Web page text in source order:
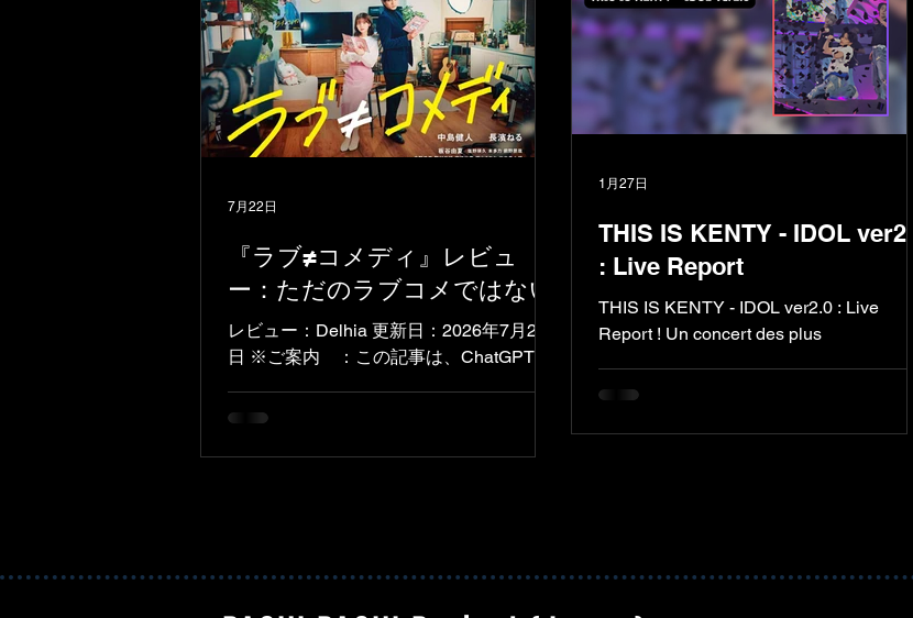
2026 私たちPACHI PACHI Projectは、
2026年4月3日から5日にかけて行われた名
古屋公演に参加する幸運に恵まれまし
た。ツアーファイナルを迎えた今、私た
ちの心に深く刻まれたこのツアーを振り
返り、中島健人の「IDOL1ST」の最大の
いと思います。 前作のアルバムおよび初
のソロツアー「N / bias」が、自身のイメ
ージを巡る偏見から解放され、よりリア
ルな自分をさらし、キャリアの新たな章
を開くという意志を表していたのに対
し、「IDOL1ST」は視点の真の変化を示
しています。より明るく、太陽のような
このア
『ラブ≠コメディ』レビュ
ー：ただのラブコメではない
レビュー：Delhia 更新日：2026年7月22
日 ※ご案内 ：この記事は、ChatGPTを
ブ≠コメディ』は、2026年7月3日に公開
は中島健人（神崎玲司役）と長濱ねる
7月22日
THIS IS KENTY - IDOL ver2.0
: Live Report
THIS IS KENTY - IDOL ver2.0 : Live
Report ! Un concert des plus
1月27日